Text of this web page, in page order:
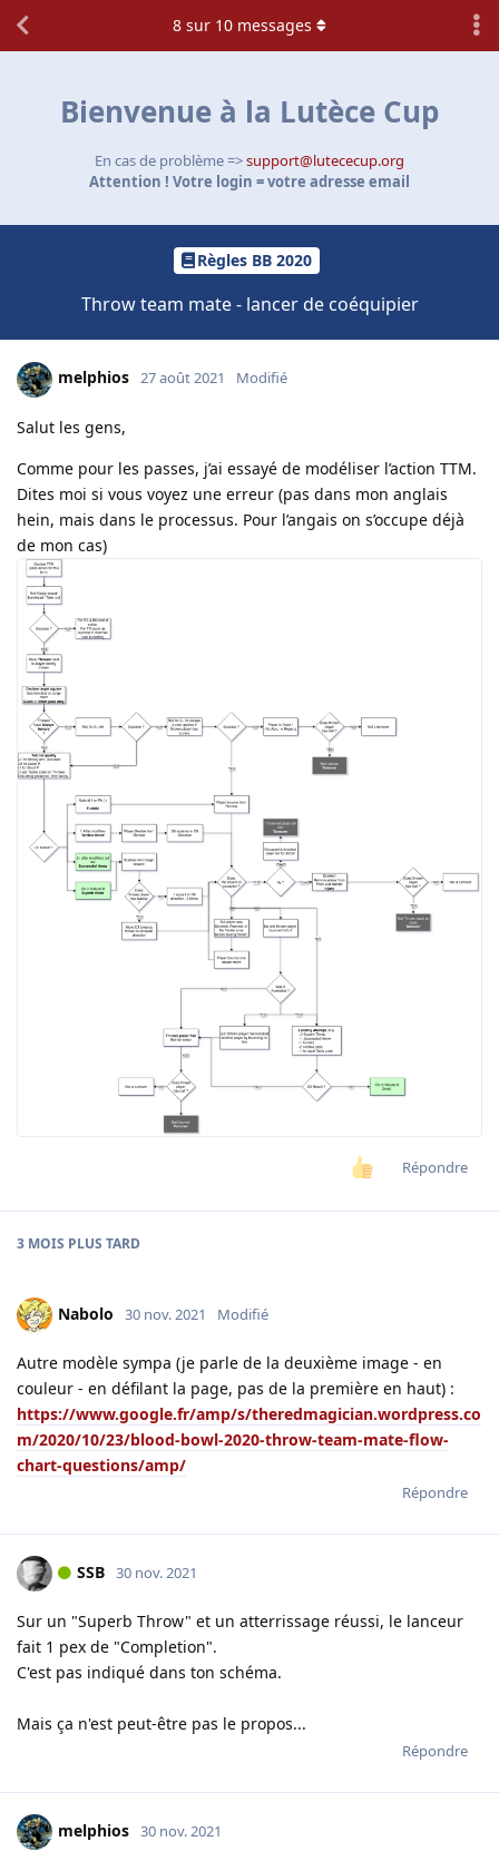
Bienvenue à la Lutèce Cup
En cas de problème =>support@lutececup.org
Attention ! Votre login = votre adresse email
Règles BB 2020
Throw team mate - lancer de coéquipier
8 sur 10 messages
melphios 27 août 2021 Modifié
Salut les gens,
Comme pour les passes, j’ai essayé de modéliser l’action TTM.
Dites moi si vous voyez une erreur (pas dans mon anglais
hein, mais dans le processus. Pour l’angais on s’occupe déjà
de mon cas)
Répondre
3 MOIS PLUS TARD
Nabolo 30 nov. 2021 Modifié
Autre modèle sympa (je parle de la deuxième image - en
couleur - en défilant la page, pas de la première en haut) :
https://www.google.fr/amp/s/theredmagician.wordpress.co
m/2020/10/23/blood-bowl-2020-throw-team-mate-flow-
chart-questions/amp/
Répondre
SSB 30 nov. 2021
Sur un "Superb Throw" et un atterrissage réussi, le lanceur
fait 1 pex de "Completion".
C'est pas indiqué dans ton schéma.
Mais ça n'est peut-être pas le propos...
Répondre
melphios 30 nov. 2021